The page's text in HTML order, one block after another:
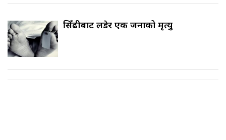
सिँढीबाट लडेर एक जनाको मृत्यु